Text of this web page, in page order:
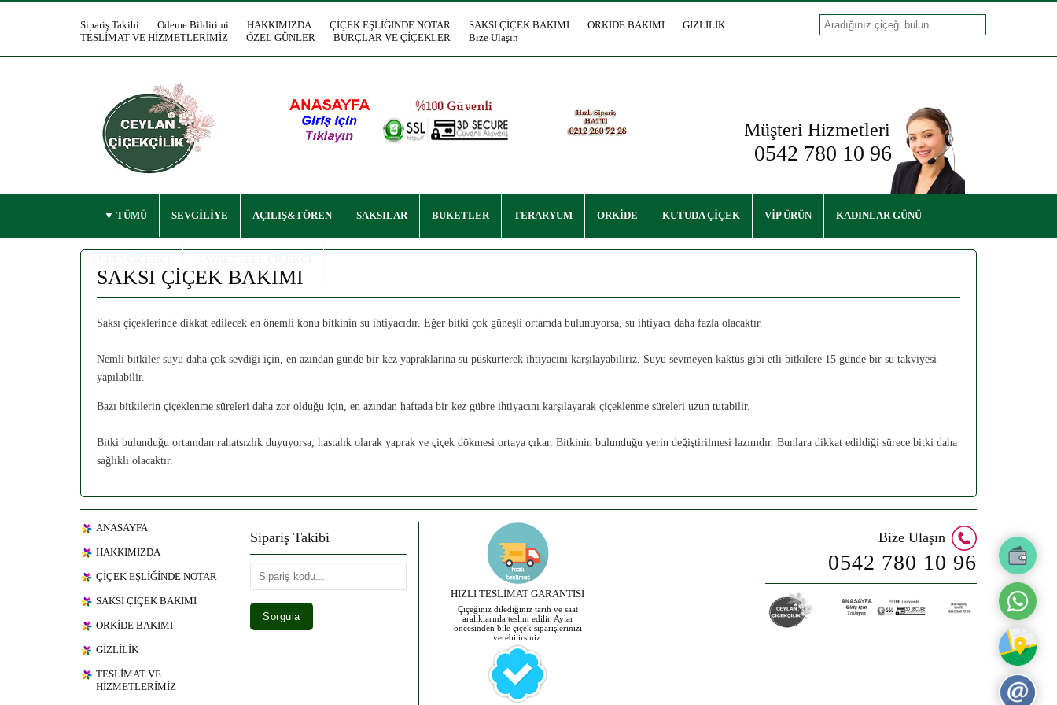
Sipariş Takibi Ödeme Bildirimi HAKKIMIZDA ÇİÇEK EŞLİĞİNDE NOTAR SAKSI ÇİÇEK BAKIMI ORKİDE BAKIMI
GİZLİLİK
TESLİMAT VE HİZMETLERİMİZ
ÖZEL GÜNLER BURÇLAR VE ÇİÇEKLER Bize Ulaşın
Müşteri Hizmetleri
0542 780 10 96
TÜMÜ SEVGİLİYE AÇILIŞ&TÖREN SAKSILAR BUKETLER TERARYUM ORKİDE KUTUDA ÇİÇEK VİP ÜRÜN KADINLAR GÜNÜ
SAKSI ÇİÇEK BAKIMI
Saksı çiçeklerinde dikkat edilecek en önemli konu bitkinin su ihtiyacıdır. Eğer bitki çok güneşli ortamda bulunuyorsa, su ihtiyacı daha fazla olacaktır.
Nemli bitkiler suyu daha çok sevdiği için, en azından günde bir kez yapraklarına su püskürterek ihtiyacını karşılayabiliriz. Suyu sevmeyen kaktüs gibi etli bitkilere 15 günde bir su takviyesi
yapılabilir.
Bazı bitkilerin çiçeklenme süreleri daha zor olduğu için, en azından haftada bir kez gübre ihtiyacını karşılayarak çiçeklenme süreleri uzun tutabilir.
Bitki bulunduğu ortamdan rahatsızlık duyuyorsa, hastalık olarak yaprak ve çiçek dökmesi ortaya çıkar. Bitkinin bulunduğu yerin değiştirilmesi lazımdır. Bunlara dikkat edildiği sürece bitki daha
sağlıklı olacaktır.
ANASAYFA
HAKKIMIZDA
ÇİÇEK EŞLİĞİNDE NOTAR
SAKSI ÇİÇEK BAKIMI
ORKİDE BAKIMI
GİZLİLİK
TESLİMAT VE
HİZMETLERİMİZ
Sipariş Takibi
HIZLI TESLİMAT GARANTİSİ
Çiçeğiniz dilediğiniz tarih ve saat
aralıklarınla teslim edilir. Aylar
öncesinden bile çiçek siparişlerinizi
verebilirsiniz.
Bize Ulaşın
0542 780 10 96